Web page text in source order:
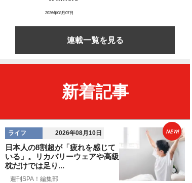
2026年08月07日
連載一覧を見る
新着記事
ライフ 2026年08月10日
日本人の8割超が「疲れを感じて
いる」。リカバリーウェアや高級
枕だけでは足り...
週刊SPA！編集部
NEW!